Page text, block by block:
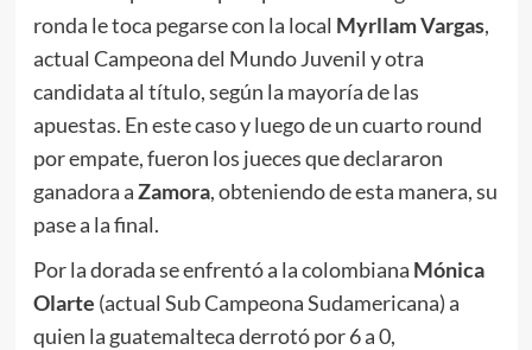
ronda le toca pegarse con la local Myrllam Vargas,
actual Campeona del Mundo Juvenil y otra
candidata al título, según la mayoría de las
apuestas. En este caso y luego de un cuarto round
por empate, fueron los jueces que declararon
ganadora aZamora, obteniendo de esta manera, su
pase a la final.
Por la dorada se enfrentó a la colombiana Mónica
Olarte (actual Sub Campeona Sudamericana) a
quien la guatemalteca derrotó por 6 a 0,